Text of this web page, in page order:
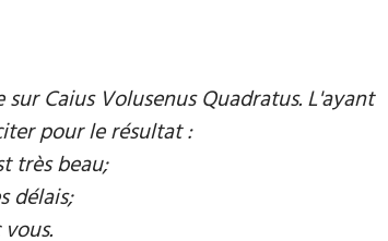
Caius Volusenus Quadratus. L'ayant
pour le résultat :
très beau;
délais;